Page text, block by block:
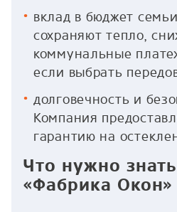
вклад в бюджет
сохраняют тепло,
коммунальные
если выбрать
долговечность и
Компания
гарантию на
Что нужно
«Фабрика Окон»